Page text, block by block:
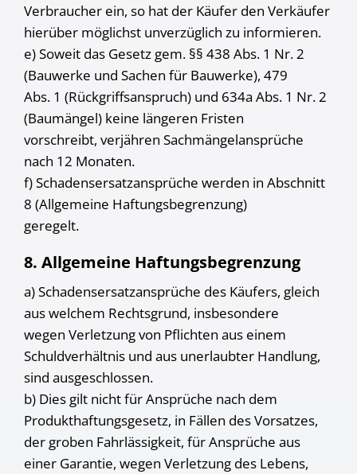
Verbraucher ein, so hat der Käufer den Verkäufer
hierüber möglichst unverzüglich zu informieren.
e) Soweit das Gesetz gem. §§ 438 Abs. 1 Nr. 2
(Bauwerke und Sachen für Bauwerke), 479
Abs. 1 (Rückgriffsanspruch) und 634a Abs. 1 Nr. 2
(Baumängel) keine längeren Fristen
vorschreibt, verjähren Sachmängelansprüche
nach 12 Monaten.
f) Schadensersatzansprüche werden in Abschnitt
8 (Allgemeine Haftungsbegrenzung)
geregelt.
8. Allgemeine Haftungsbegrenzung
a) Schadensersatzansprüche des Käufers, gleich
aus welchem Rechtsgrund, insbesondere
wegen Verletzung von Pflichten aus einem
Schuldverhältnis und aus unerlaubter Handlung,
sind ausgeschlossen.
b) Dies gilt nicht für Ansprüche nach dem
Produkthaftungsgesetz, in Fällen des Vorsatzes,
der groben Fahrlässigkeit, für Ansprüche aus
einer Garantie, wegen Verletzung des Lebens,